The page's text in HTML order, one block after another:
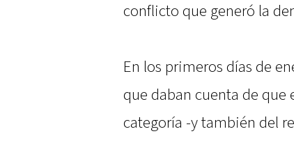
conflicto que generó la
En los primeros días de
que daban cuenta de que
categoría -y también del